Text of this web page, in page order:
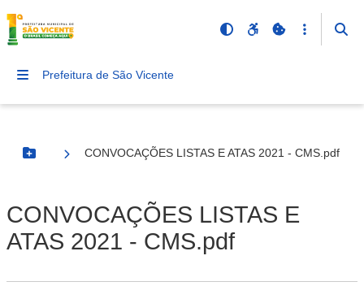
Prefeitura de São Vicente
Botão Menu
CONVOCAÇÕES LISTAS E ATAS 2021 - CMS.pdf
CONVOCAÇÕES LISTAS E
ATAS 2021 - CMS.pdf